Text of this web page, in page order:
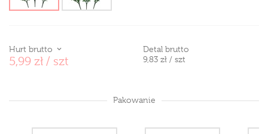
Hurt brutto
5,99 zł / szt
Detal brutto
9,83 zł / szt
Pakowanie